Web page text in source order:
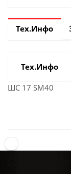
Тех.Инфо
Тех.Инфо
ШС 17 SM40